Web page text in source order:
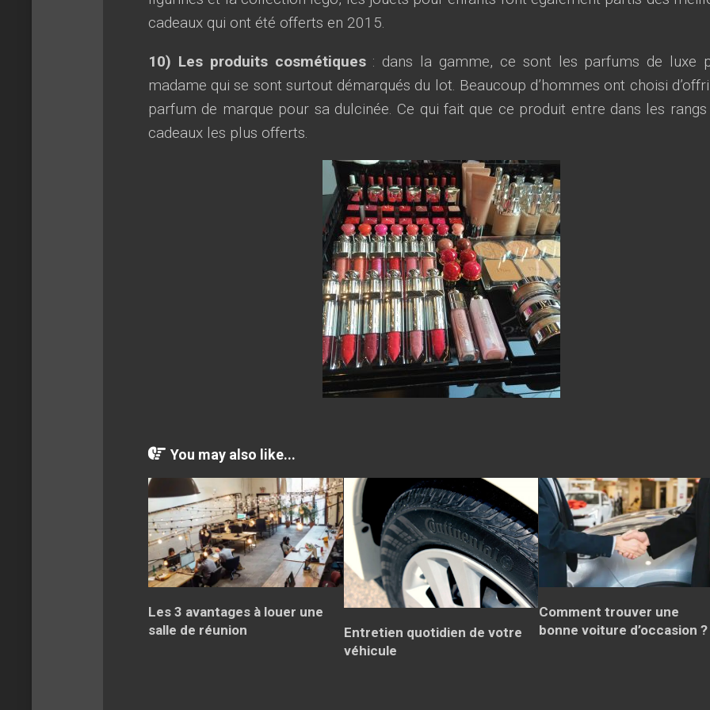
cadeaux qui ont été offerts en 2015.
10) Les produits cosmétiques: dans la gamme, ce sont les parfums de luxe
madame qui se sont surtout démarqués du lot. Beaucoup d’hommes ont choisi
parfum de marque pour sa dulcinée. Ce qui fait que ce produit entre dans les rangs
cadeaux les plus offerts.
You may also like...
Les 3 avantages à louer une
salle de réunion
Entretien quotidien de votre
véhicule
Comment trouver une
bonne voiture d’occasion ?